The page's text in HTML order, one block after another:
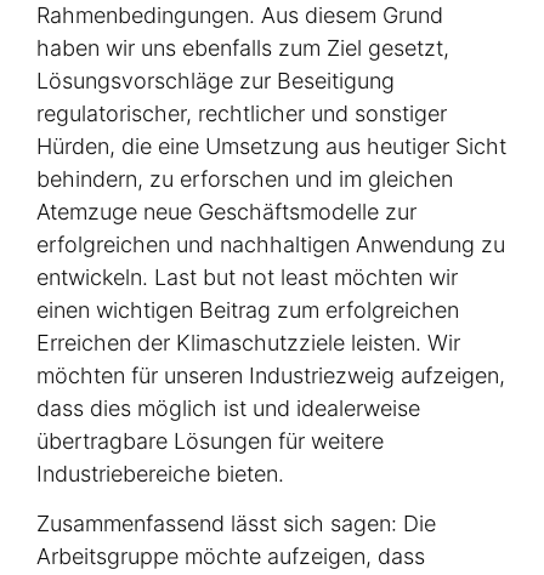
Rahmenbedingungen. Aus diesem Grund
haben wir uns ebenfalls zum Ziel gesetzt,
Lösungsvorschläge zur Beseitigung
regulatorischer, rechtlicher und sonstiger
Hürden, die eine Umsetzung aus heutiger Sicht
behindern, zu erforschen und im gleichen
Atemzuge neue Geschäftsmodelle zur
erfolgreichen und nachhaltigen Anwendung zu
entwickeln. Last but not least möchten wir
einen wichtigen Beitrag zum erfolgreichen
Erreichen der Klimaschutzziele leisten. Wir
möchten für unseren Industriezweig aufzeigen,
dass dies möglich ist und idealerweise
übertragbare Lösungen für weitere
Industriebereiche bieten.
Zusammenfassend lässt sich sagen: Die
Arbeitsgruppe möchte aufzeigen, dass